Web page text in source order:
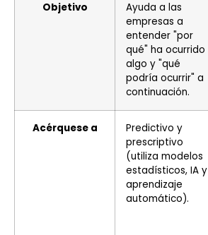
Objetivo
Ayuda a las
empresas a
entender "por
qué" ha ocurrido
algo y "qué
podría ocurrir" a
continuación.
Acérquese a
Predictivo y
prescriptivo
(utiliza modelos
estadísticos, IA y
aprendizaje
automático).